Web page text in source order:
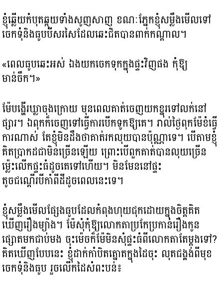
ខ្ញុំឆ្លើយកំបុតឆ្កុយទាំងសូញសាញ ខណៈភ្នែកខ្ញុំសម្លឹងមើលទៅ
ចេកទុំនិងធូបបីសរសៃដែលឆេះជិតបានពាក់កណ្តាល។
«ពេលធូបឆេះអស់ ឯងយកចេកទុកក្នុងផ្ទះវិញផង កុំឱ្យ
មាន់ចឹក។»
ម៉ែបង្ហើរឃ្លាចុងក្រោយ មុនពេលគាត់ចេញយកខ្នុរទៅលក់នៅ
ផ្សារ។​ ឯពុកក៏ចេញទៅធ្វើការបើកទូកឱ្យគេ។ រាល់ថ្ងៃពុកម៉ែខំធ្វើ
ការណាស់ តែខ្ញុំមិនដឹងថាគាត់រកលុយបានប៉ុណ្ណាទេ។ បើតាមខ្ញុំ
គិតប្រាកដជាមិនច្រើនឡើយ ព្រោះបើពួកគាត់បានលុយច្រើន
ម៉្លេះលើកផ្ទះធំដូចគេទៅហើយ។ មិនមែននៅផ្ទះ
តូចជណ្តើរបីកាំពីដីដូចពេលនេះទេ។
ខ្ញុំសម្លឹងមើលផ្សែងធូបដែលកំពុងហុយជុកដោយក្នុងចិត្តគិត
ឃើញរឿងម្យ៉ាង។ ម៉ែសុំកុំឱ្យលោកតាប្រកែប្រកាន់រឿងកូន
ផ្សោតមកជាប់មង ចុះម៉េចក៏ម៉ែមិនសុំផ្ទះធំពីលោកតាតែម្តងទៅ?
គិតឃើញបែបនេះ ខ្ញុំដាក់កាំបិតត្នោតក្នុងដៃចុះ លុតជង្គង់ពីមុខ
ចេកទុំនិងធូប រួចលើកដៃសំពះបន់៖